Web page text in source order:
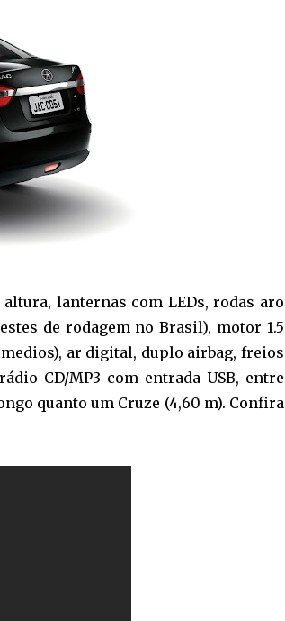
lanternas com LEDs, rodas aro
de rodagem no Brasil), motor 1.5
medios), ar digital, duplo airbag, freios
CD/MP3 com entrada USB, entre
quanto um Cruze (4,60 m). Confira